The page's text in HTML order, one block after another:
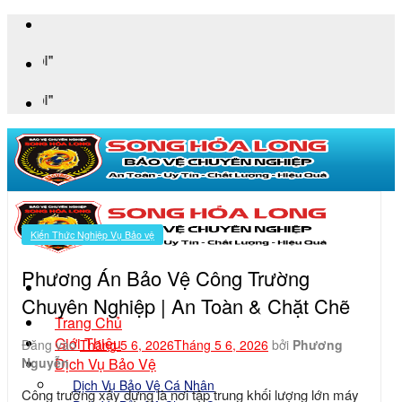
Trang Chủ
Giới Thiệu
Dịch Vụ Bảo Vệ
Dịch Vụ Bảo Vệ Cá Nhân
Kiến Thức Nghiệp Vụ Bảo vệ
Phương Án Bảo Vệ Công Trường
Chuyên Nghiệp | An Toàn & Chặt Chẽ
Đăng vàoTháng 5 6, 2026Tháng 5 6, 2026 bởi Phương
Nguyễn
Công trường xây dựng là nơi tập trung khối lượng lớn máy